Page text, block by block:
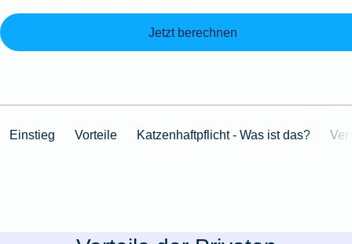
Jetzt berechnen
Einstieg Vorteile Katzenhaftpflicht - Was ist das?